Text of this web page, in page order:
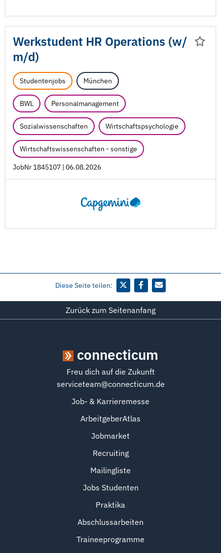
Werkstudent HR Operations (w/
m/d)
Studentenjobs München
BWL Personalmanagement
Sozialwissenschaften Wirtschaftspsychologie
Wirtschaftswissenschaften - sonstige
JobNr 1845107 | 06.08.2026
Diese Seite teilen:
Zurück zum Seitenanfang
connecticum
Freu dich auf die Zukunft
serviceteam@connecticum.de
Job- & Karrieremesse
ArbeitgeberAtlas
Jobmarket
Recruiting
Mailingliste
Jobs Studenten
Praktika
Abschlussarbeiten
Traineeprogramme